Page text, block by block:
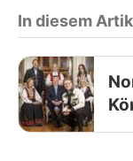
In diesem